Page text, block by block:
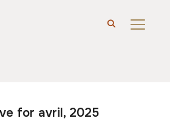
for avril, 2025